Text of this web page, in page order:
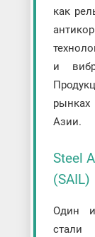
как
и
Азии.
Steel
(SAIL)
Один